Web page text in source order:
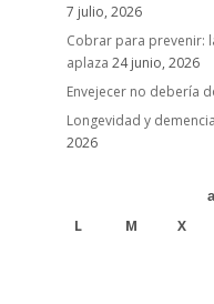
7 julio, 2026
Cobrar para prevenir:
aplaza 24 junio, 2026
Envejecer no debería
Longevidad y
2026
L M X